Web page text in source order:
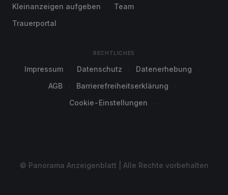
Kleinanzeigen aufgeben
Trauerportal
Team
RECHTLICHES
Impressum Datenschutz
Datenerhebung
AGB
Barrierefreiheitserklärung
Cookie-Einstellungen
© Panorama Anzeigenblatt | Alle Rechte vorbehalten